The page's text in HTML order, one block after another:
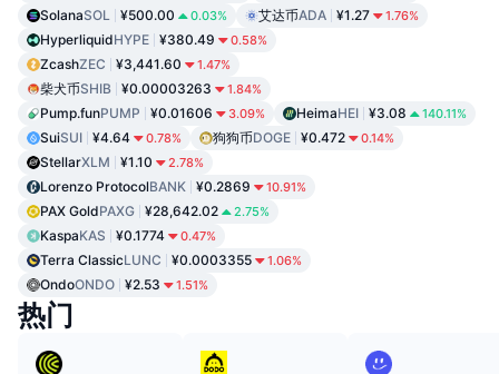
SolanaSOL ¥500.00 0.03% 艾达币ADA ¥1.27 1.76%
HyperliquidHYPE ¥380.49 0.58%
ZcashZEC ¥3,441.60 1.47%
柴犬币SHIB ¥0.00003263 1.84%
Pump.funPUMP ¥0.01606 3.09% HeimaHEI ¥3.08 140.11%
SuiSUI ¥4.64 0.78% 狗狗币DOGE ¥0.472 0.14%
StellarXLM ¥1.10 2.78%
Lorenzo ProtocolBANK ¥0.2869 10.91%
PAX GoldPAXG ¥28,642.02 2.75%
KaspaKAS ¥0.1774 0.47%
Terra ClassicLUNC ¥0.0003355 1.06%
OndoONDO ¥2.53 1.51%
热门